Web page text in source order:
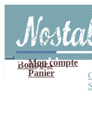
navigation
contenu
Mon compte
Panier
Bonbons